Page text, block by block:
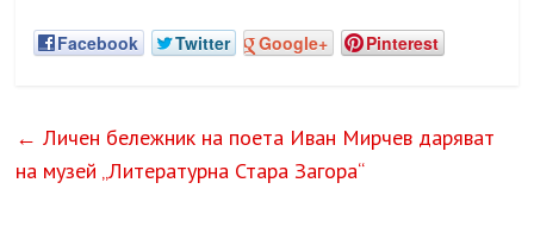
Facebook Twitter Google+ Pinterest
← Личен бележник на поета Иван Мирчев даряват
на музей „Литературна Стара Загора“